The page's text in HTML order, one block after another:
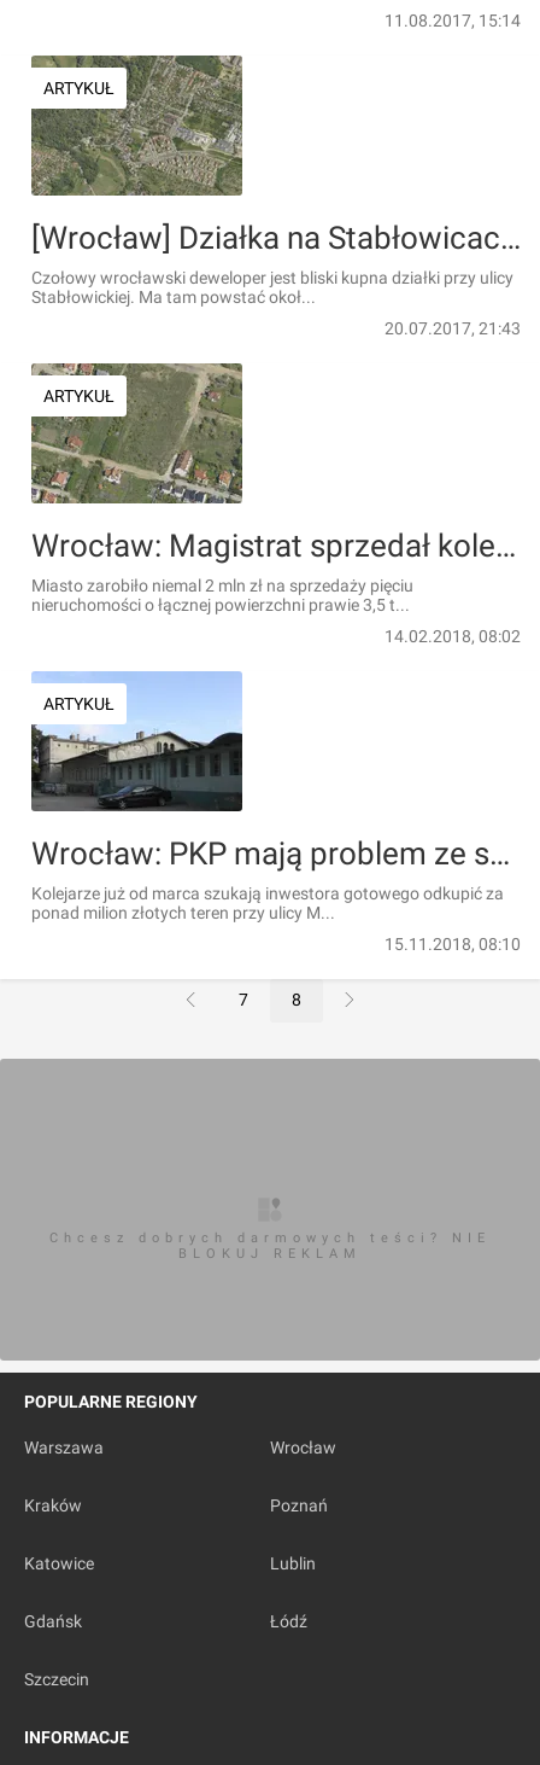
11.08.2017, 15:14
ARTYKUŁ
[Wrocław] Działka na Stabłowicach pod 300 mieszkań zmieni właściciela. W kolejce już czekają następne
Czołowy wrocławski deweloper jest bliski kupna działki przy ulicy
Stabłowickiej. Ma tam powstać okoł...
20.07.2017, 21:43
ARTYKUŁ
Wrocław: Magistrat sprzedał kolejne działki blisko granicy Brochowa i Jagodna
Miasto zarobiło niemal 2 mln zł na sprzedaży pięciu
nieruchomości o łącznej powierzchni prawie 3,5 t...
14.02.2018, 08:02
ARTYKUŁ
Wrocław: PKP mają problem ze sprzedażą zabytkowej nieruchomości w sąsiedztwie Dworca Głównego. Brakuje chętnych
Kolejarze już od marca szukają inwestora gotowego odkupić za
ponad milion złotych teren przy ulicy M...
15.11.2018, 08:10
7 8
Chcesz dobrych darmowych teści? NIE
BLOKUJ REKLAM
POPULARNE REGIONY
Warszawa Wrocław
Kraków Poznań
Katowice Lublin
Gdańsk Łódź
Szczecin
INFORMACJE